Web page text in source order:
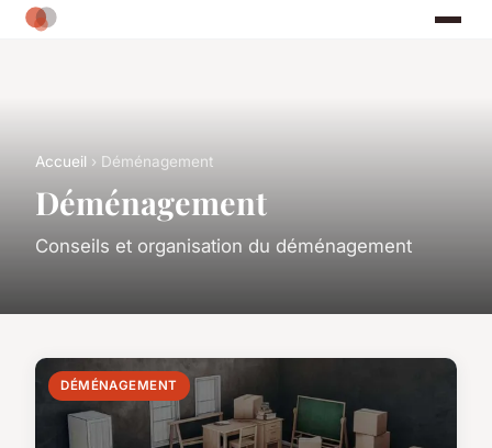
Accueil › Déménagement
Déménagement
Conseils et organisation du déménagement
DÉMÉNAGEMENT